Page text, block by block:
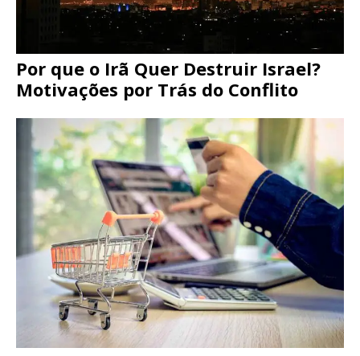
Por que o Irã Quer Destruir Israel?
Motivações por Trás do Conflito